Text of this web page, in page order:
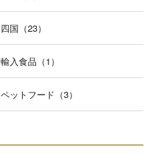
四国（23）
輸入食品（1）
ペットフード（3）